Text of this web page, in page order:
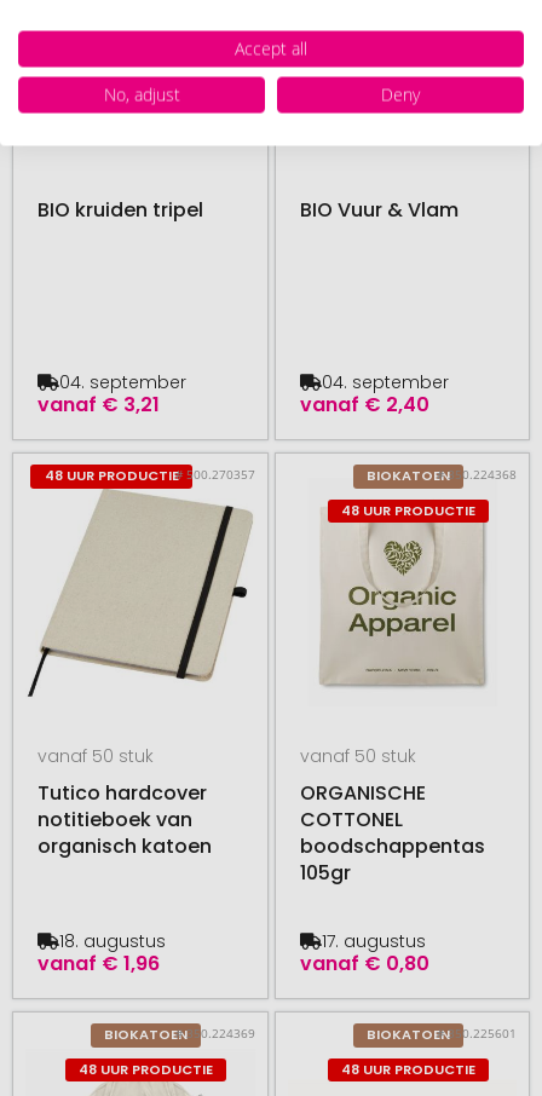
BIO kruiden tripel
vanaf € 3,21
04. september
BIO Vuur & Vlam
vanaf € 2,40
04. september
48 UUR PRODUCTIE# 500.270357
vanaf 50 stuk
Tutico hardcover
notitieboek van
organisch katoen
vanaf € 1,96
18. augustus
BIOKATOEN
48 UUR PRODUCTIE
# 350.224368
vanaf 50 stuk
ORGANISCHE
COTTONEL
boodschappentas
105gr
vanaf € 0,80
17. augustus
BIOKATOEN
48 UUR PRODUCTIE
# 350.224369
BIOKATOEN
48 UUR PRODUCTIE
# 350.225601
Accept all
No, adjust
Deny